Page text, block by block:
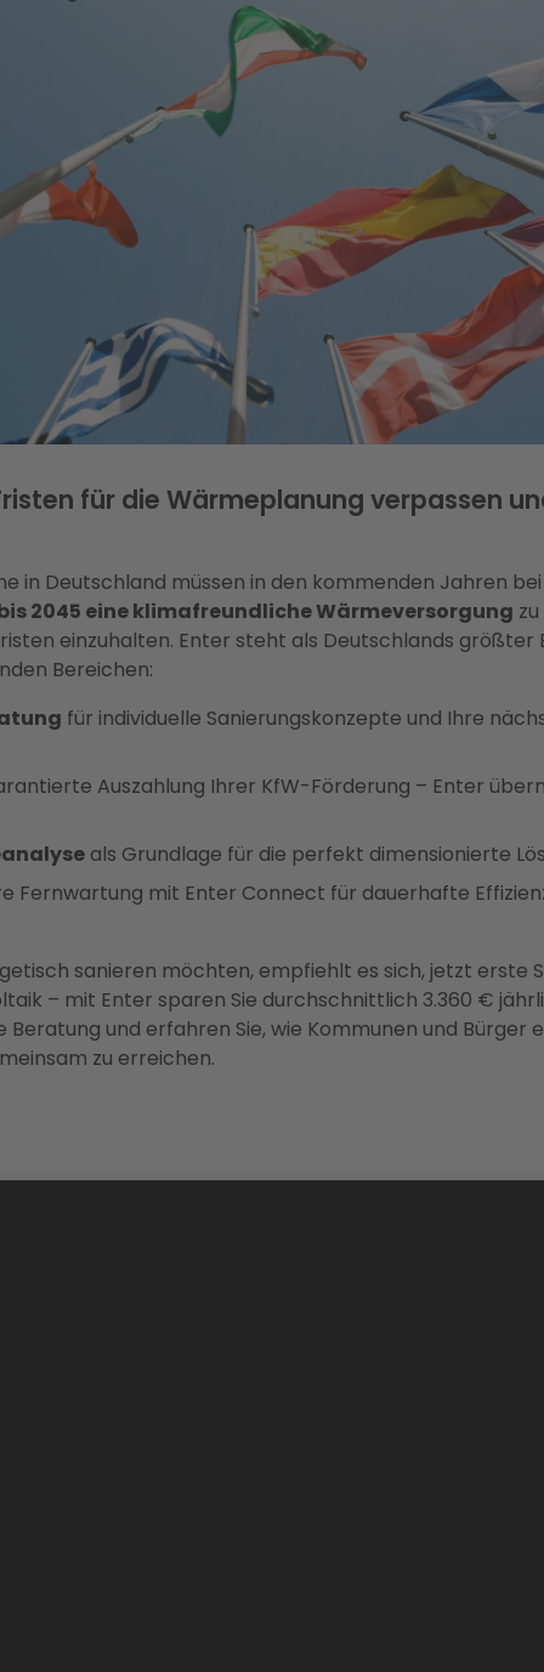
für die Wärmeplanung verpassen
in Deutschland müssen in den kommenden Jahren
2045 eine klimafreundliche Wärmeversorgung
einzuhalten. Enter steht als Deutschlands
Bereichen:
für individuelle Sanierungskonzepte und Ihre
Auszahlung Ihrer KfW-Förderung – Enter
als Grundlage für die perfekt dimensionierte
Fernwartung mit Enter Connect für dauerhafte
sanieren möchten, empfiehlt es sich, jetzt erste
– mit Enter sparen Sie durchschnittlich 3.360 €
Beratung und erfahren Sie, wie Kommunen und Bürger
zu erreichen.